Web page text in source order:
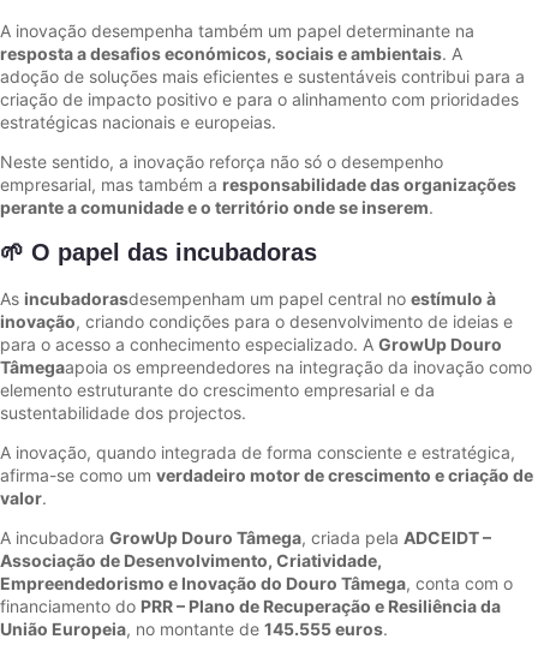
A inovação desempenha também um papel determinante na
resposta a desafios económicos, sociais e ambientais. A
adoção de soluções mais eficientes e sustentáveis contribui para a
criação de impacto positivo e para o alinhamento com prioridades
estratégicas nacionais e europeias.
Neste sentido, a inovação reforça não só o desempenho
empresarial, mas também a responsabilidade das organizações
perante a comunidade e o território onde se inserem.
🌱 O papel das incubadoras
As incubadorasdesempenham um papel central no estímulo à
inovação, criando condições para o desenvolvimento de ideias e
para o acesso a conhecimento especializado. A GrowUp Douro
Tâmegaapoia os empreendedores na integração da inovação como
elemento estruturante do crescimento empresarial e da
sustentabilidade dos projectos.
A inovação, quando integrada de forma consciente e estratégica,
afirma-se como um verdadeiro motor de crescimento e criação de
valor.
A incubadora GrowUp Douro Tâmega, criada pela ADCEIDT –
Associação de Desenvolvimento, Criatividade,
Empreendedorismo e Inovação do Douro Tâmega, conta com o
financiamento do PRR – Plano de Recuperação e Resiliência da
União Europeia, no montante de 145.555 euros.